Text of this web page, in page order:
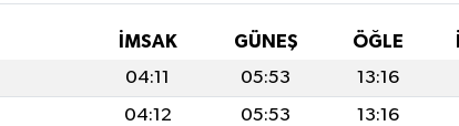
İMSAK GÜNEŞ ÖĞLE
04:11 05:53 13:16
04:12 05:53 13:16